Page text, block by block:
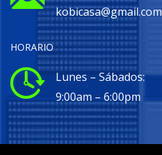
kobicasa@gmail.com
HORARIO
Lunes – Sábados:
9:00am – 6:00pm